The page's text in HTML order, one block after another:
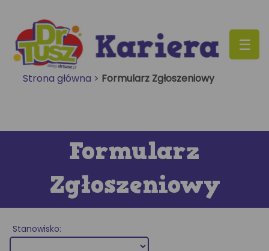
content
Strona główna > Formularz Zgłoszeniowy
Formularz
Zgłoszeniowy
Stanowisko: